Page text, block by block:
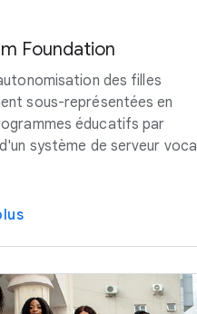
Foundation
des filles
sous-représentées en
éducatifs par
système de serveur vocal